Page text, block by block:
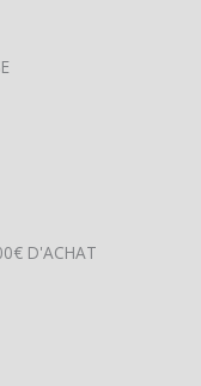
D'ACHAT